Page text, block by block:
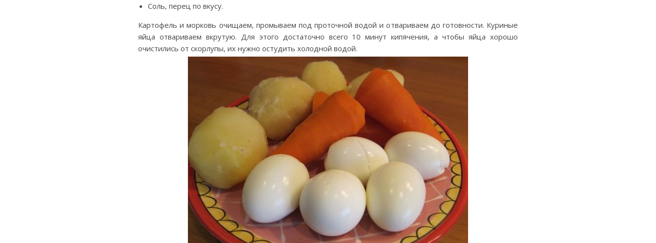
Соль, перец по вкусу.
Картофель и морковь очищаем, промываем под проточной водой и отвариваем до готовности. Куриные
яйца отвариваем вкрутую. Для этого достаточно всего 10 минут кипячения, а чтобы яйца хорошо
очистились от скорлупы, их нужно остудить холодной водой.